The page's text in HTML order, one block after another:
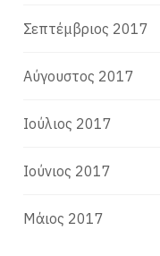
Σεπτέμβριος 2017
Αύγουστος 2017
Ιούλιος 2017
Ιούνιος 2017
Μάιος 2017